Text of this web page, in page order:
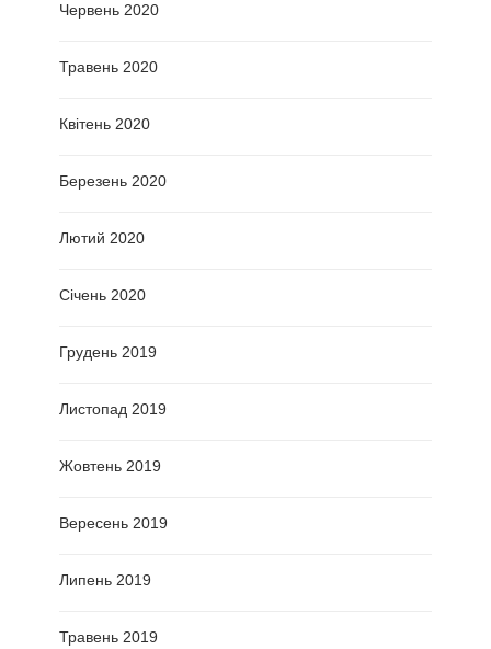
Червень 2020
Травень 2020
Квітень 2020
Березень 2020
Лютий 2020
Січень 2020
Грудень 2019
Листопад 2019
Жовтень 2019
Вересень 2019
Липень 2019
Травень 2019